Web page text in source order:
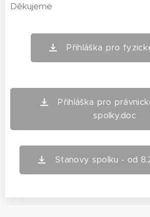
Děkujeme
Přihláška pro
Přihláška pro
spolky.doc
Stanovy spolku - od